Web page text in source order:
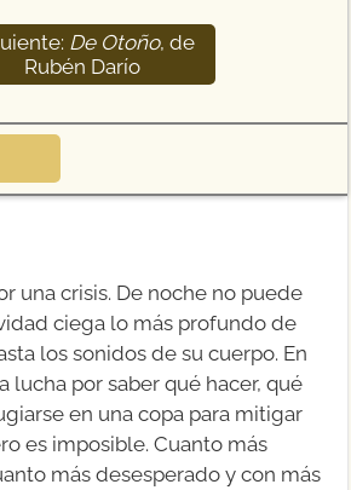
De Otoño, de
Rubén Darío
una crisis. De noche no puede
ciega lo más profundo de
los sonidos de su cuerpo. En
lucha por saber qué hacer, qué
en una copa para mitigar
es imposible. Cuanto más
más desesperado y con más